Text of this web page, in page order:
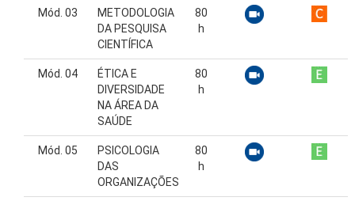
Mód. 03
METODOLOGIA
DA PESQUISA
CIENTÍFICA
80
h
Mód. 04
ÉTICA E
DIVERSIDADE
NA ÁREA DA
SAÚDE
80
h
Mód. 05
PSICOLOGIA
DAS
ORGANIZAÇÕES
80
h